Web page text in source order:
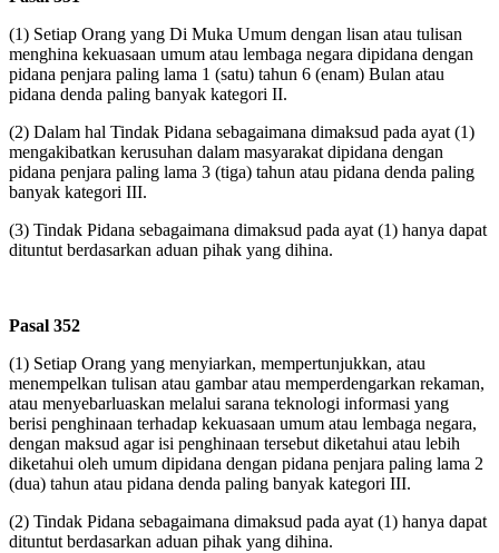
(1) Setiap Orang yang Di Muka Umum dengan lisan atau tulisan
menghina kekuasaan umum atau lembaga negara dipidana dengan
pidana penjara paling lama 1 (satu) tahun 6 (enam) Bulan atau
pidana denda paling banyak kategori II.
(2) Dalam hal Tindak Pidana sebagaimana dimaksud pada ayat (1)
mengakibatkan kerusuhan dalam masyarakat dipidana dengan
pidana penjara paling lama 3 (tiga) tahun atau pidana denda paling
banyak kategori III.
(3) Tindak Pidana sebagaimana dimaksud pada ayat (1) hanya dapat
dituntut berdasarkan aduan pihak yang dihina.
Pasal 352
(1) Setiap Orang yang menyiarkan, mempertunjukkan, atau
menempelkan tulisan atau gambar atau memperdengarkan rekaman,
atau menyebarluaskan melalui sarana teknologi informasi yang
berisi penghinaan terhadap kekuasaan umum atau lembaga negara,
dengan maksud agar isi penghinaan tersebut diketahui atau lebih
diketahui oleh umum dipidana dengan pidana penjara paling lama 2
(dua) tahun atau pidana denda paling banyak kategori III.
(2) Tindak Pidana sebagaimana dimaksud pada ayat (1) hanya dapat
dituntut berdasarkan aduan pihak yang dihina.